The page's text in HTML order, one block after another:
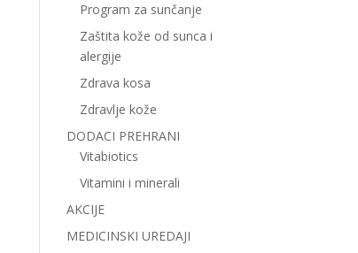
Program za sunčanje
Zaštita kože od sunca i
alergije
Zdrava kosa
Zdravlje kože
DODACI PREHRANI
Vitabiotics
Vitamini i minerali
AKCIJE
MEDICINSKI UREDAJI